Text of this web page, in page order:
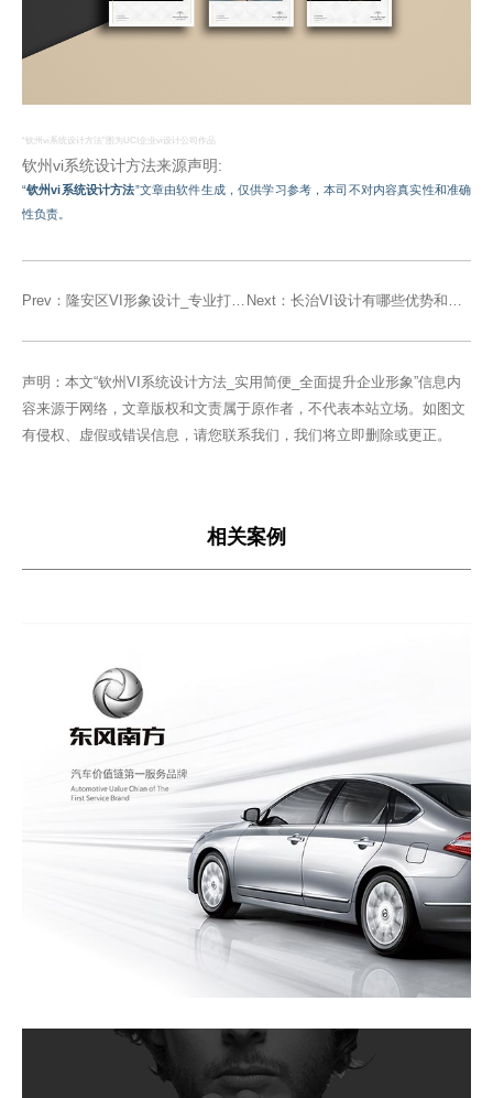
“钦州vi系统设计方法”图为UCI企业vi设计公司作品
钦州vi系统设计方法来源声明:
“钦州vi系统设计方法”文章由软件生成，仅供学习参考，本司不对内容真实性和准确
性负责。
Prev： 隆安区VI形象设计_专业打造独特品牌形象 Next： 长治VI设计有哪些优势和特点
声明：本文“钦州VI系统设计方法_实用简便_全面提升企业形象”信息内
容来源于网络，文章版权和文责属于原作者，不代表本站立场。如图文
有侵权、虚假或错误信息，请您联系我们，我们将立即删除或更正。
相关案例